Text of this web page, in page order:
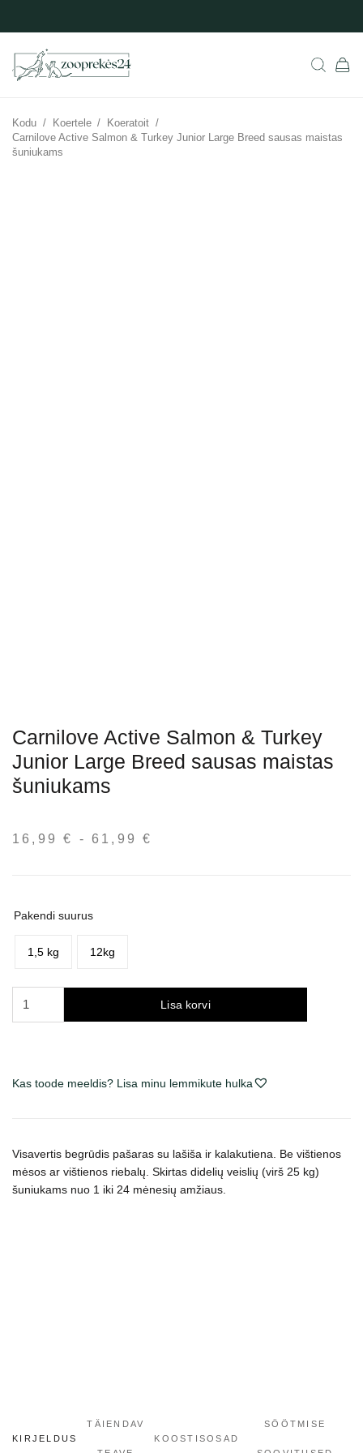
Kodu / Koertele / Koeratoit /
Carnilove Active Salmon & Turkey Junior Large Breed sausas maistas
šuniukams
Carnilove Active Salmon & Turkey
Junior Large Breed sausas maistas
šuniukams
16,99€ - 61,99€
Pakendi suurus
1,5 kg 12kg
sausas
maistas
šuniukams
Lisa korvi
Kas toode meeldis? Lisa minu lemmikute hulka
Visavertis begrūdis pašaras su lašiša ir kalakutiena. Be vištienos
mėsos ar vištienos riebalų. Skirtas didelių veislių (virš 25 kg)
šuniukams nuo 1 iki 24 mėnesių amžiaus.
KIRJELDUS
TÄIENDAV
KOOSTISOSAD
SÖÖTMISE